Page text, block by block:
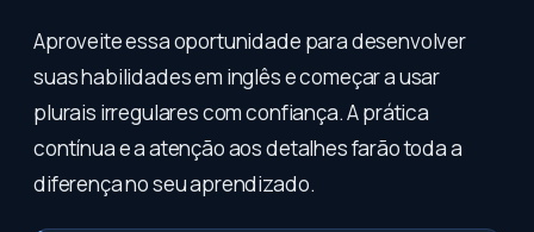
Aproveite essa oportunidade para desenvolver
suas habilidades em inglês e começar a usar
plurais irregulares com confiança. A prática
contínua e a atenção aos detalhes farão toda a
diferença no seu aprendizado.